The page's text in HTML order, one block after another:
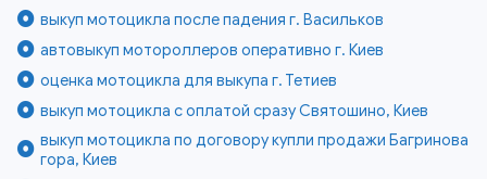
выкуп мотоцикла после падения г. Васильков
автовыкуп мотороллеров оперативно г. Киев
оценка мотоцикла для выкупа г. Тетиев
выкуп мотоцикла с оплатой сразу Святошино, Киев
выкуп мотоцикла по договору купли продажи Багринова
гора, Киев